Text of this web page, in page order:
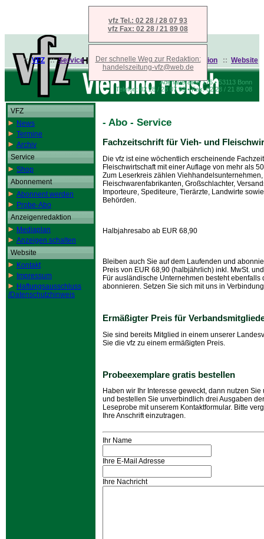
::VFZ ::Service::Abonnement::Anzeigenredaktion :: Website
Adenauerallee 176 • 53113 Bonn
Telefon: 02 28 / 28 07 93 • Fax: 02 28 / 21 89 08
VFZ
News
Termine
Archiv
Service
Shop
Abonnement
Abonnent werden
Probe-Abo
Anzeigenredaktion
Mediaplan
Anzeigen schalten
Website
Kontakt
Impressum
Haftungsausschluss
/Datenschutzhinweis
- Abo - Service
Fachzeitschrift für Vieh- und
Die vfz ist eine wöchentlich erscheinende
Fleischwirtschaft mit einer Auflage von mehr als
Zum Leserkreis zählen
Fleischwarenfabrikanten, Großschlachter,
Importeure, Spediteure, Tierärzte, Landwirte
Behörden.
Halbjahresabo ab EUR 68,90
Bleiben auch Sie auf dem Laufenden und
Preis von EUR 68,90 (halbjährlich) inkl. MwSt.
Für ausländische Unternehmen besteht ebenfalls
abonnieren. Setzen Sie sich mit uns in
Ermäßigter Preis für
Sie sind bereits Mitglied in einem unserer
Sie die vfz zu einem ermäßigten Preis.
Probeexemplare gratis bestellen
Haben wir Ihr Interesse geweckt, dann nutzen
und bestellen Sie unverbindlich drei Ausgaben
Leseprobe mit unserem Kontaktformular. Bitte
Ihre Anschrift einzutragen.
Ihr Name
Ihre E-Mail Adresse
Ihre Nachricht
vfz Tel.: 02 28 / 28 07 93
vfz Fax: 02 28 / 21 89 08
Der schnelle Weg zur Redaktion:
handelszeitung-vfz@web.de